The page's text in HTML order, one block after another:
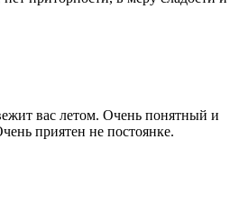
вас летом. Очень понятный и
приятен не постоянке.